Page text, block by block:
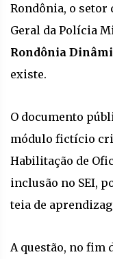
Rondônia, o setor
Geral da Polícia
Rondônia
existe.
O documento
módulo fictício
Habilitação de
inclusão no SEI,
teia de
A questão, no fim